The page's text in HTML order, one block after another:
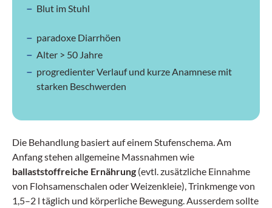
Blut im Stuhl
paradoxe Diarrhöen
Alter > 50 Jahre
progredienter Verlauf und kurze Anamnese mit
starken Beschwerden
Die Behandlung basiert auf einem Stufenschema. Am
Anfang stehen allgemeine Massnahmen wie
ballaststoffreiche Ernährung (evtl. zusätzliche Einnahme
von Flohsamenschalen oder Weizenkleie), Trinkmenge von
1,5–2 l täglich und körperliche Bewegung. Ausserdem sollte